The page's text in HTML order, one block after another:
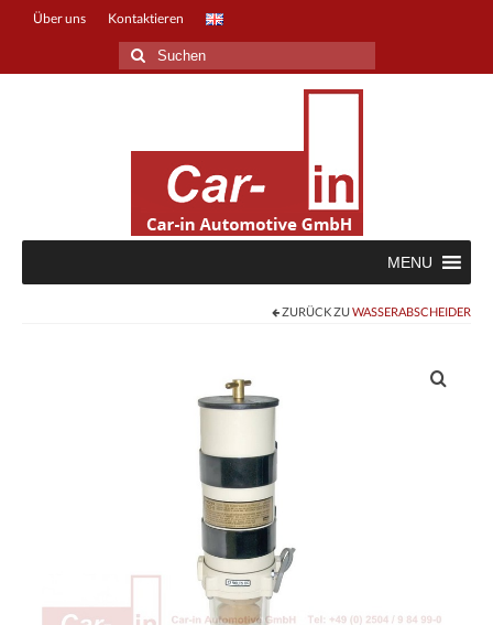
Über uns Kontaktieren
Suche
nach:
MENU
ZURÜCK ZUWASSERABSCHEIDER